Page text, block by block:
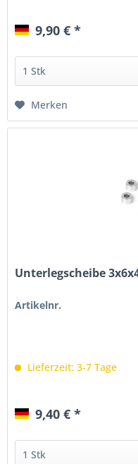
9,90 € *
Merken
Unterlegscheibe
Artikelnr.
Lieferzeit: 3-7 Tage
9,40 € *